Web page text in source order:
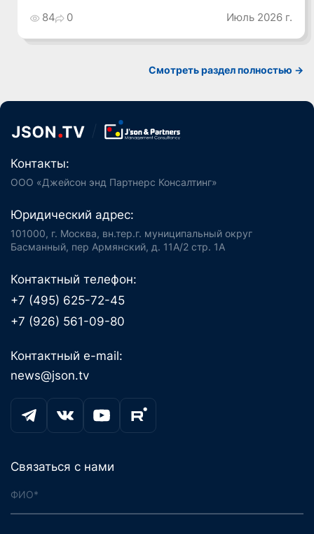
84 0 Июль 2026 г.
Смотреть раздел полностью ->
Контакты:
ООО «Джейсон энд Партнерс Консалтинг»
Юридический адрес:
101000, г. Москва, вн.тер.г. муниципальный округ
Басманный, пер Армянский, д. 11А/2 стр. 1А
Контактный телефон:
+7 (495) 625-72-45
+7 (926) 561-09-80
Контактный e-mail:
news@json.tv
Связаться с нами